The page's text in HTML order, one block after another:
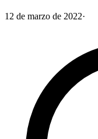
12 de marzo de 2022·